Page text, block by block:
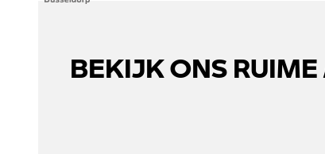
BEKIJK ONS